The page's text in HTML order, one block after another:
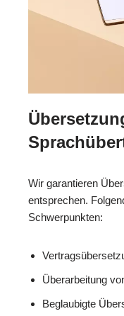
Wir garantieren
entsprechen.
Schwerpunkten:
Überarbeitung
Beglaubigte